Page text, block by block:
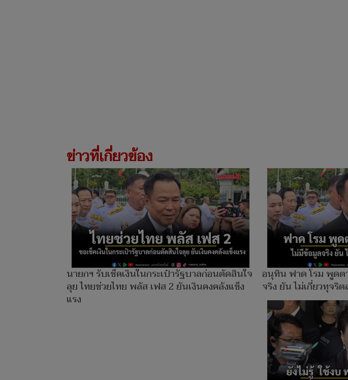
ข่าวที่เกี่ยวข้อง
นายกฯ รับเช็คเงินในกระเป๋ารัฐบาลก่อนตัดสินใจ
ลุย ไทยช่วยไทย พลัส เฟส 2 ยันเงินคงคลังแข็ง
แรง
อนุทิน ฟาด โรม พูด
จริง ยัน ไม่เกี่ยวทุจริ